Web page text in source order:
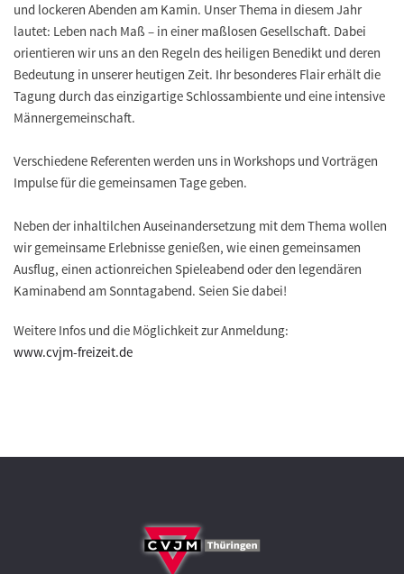
und lockeren Abenden am Kamin. Unser Thema in diesem Jahr
lautet: Leben nach Maß – in einer maßlosen Gesellschaft. Dabei
orientieren wir uns an den Regeln des heiligen Benedikt und deren
Bedeutung in unserer heutigen Zeit. Ihr besonderes Flair erhält die
Tagung durch das einzigartige Schlossambiente und eine intensive
Männergemeinschaft.
Verschiedene Referenten werden uns in Workshops und Vorträgen
Impulse für die gemeinsamen Tage geben.
Neben der inhaltilchen Auseinandersetzung mit dem Thema wollen
wir gemeinsame Erlebnisse genießen, wie einen gemeinsamen
Ausflug, einen actionreichen Spieleabend oder den legendären
Kaminabend am Sonntagabend. Seien Sie dabei!
Weitere Infos und die Möglichkeit zur Anmeldung:
www.cvjm-freizeit.de